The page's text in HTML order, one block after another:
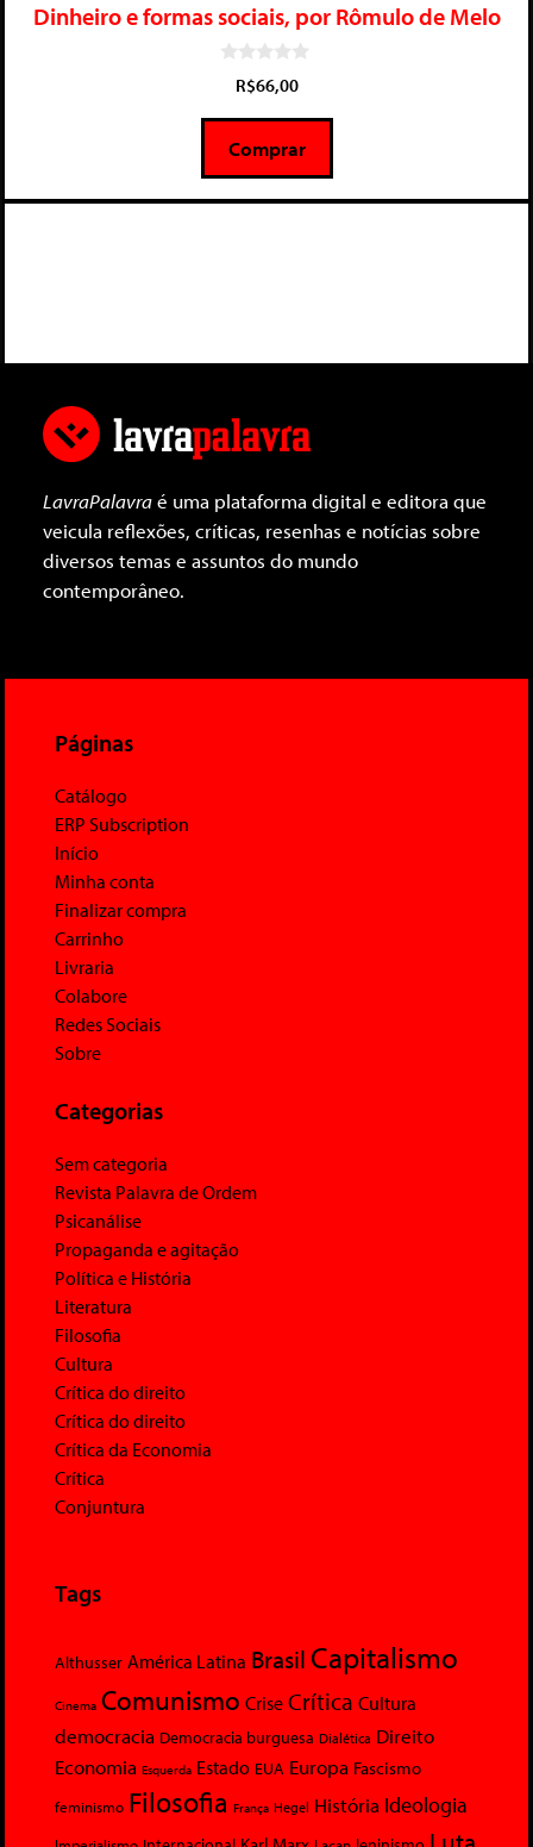
Dinheiro e formas sociais, por Rômulo de Melo
5
R$66,00
Comprar
LavraPalavraé uma plataforma digital e editora que
veicula reflexões, críticas, resenhas e notícias sobre
diversos temas e assuntos do mundo
contemporâneo.
Páginas
Catálogo
ERP Subscription
Início
Minha conta
Finalizar compra
Carrinho
Livraria
Colabore
Redes Sociais
Sobre
Categorias
Sem categoria
Revista Palavra de Ordem
Psicanálise
Propaganda e agitação
Política e História
Literatura
Filosofia
Cultura
Crítica do direito
Crítica do direito
Crítica da Economia
Crítica
Conjuntura
Tags
Althusser América Latina Brasil Capitalismo
Cinema Comunismo Crise Crítica Cultura
democracia Democracia burguesa Dialética Direito
Economia Esquerda Estado EUA Europa Fascismo
feminismo Filosofia França Hegel História Ideologia